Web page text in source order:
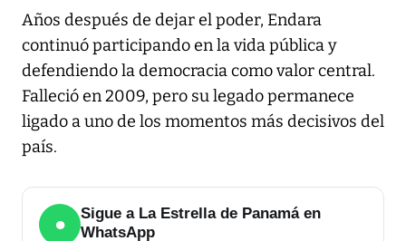
Años después de dejar el poder, Endara
continuó participando en la vida pública y
defendiendo la democracia como valor central.
Falleció en 2009, pero su legado permanece
ligado a uno de los momentos más decisivos del
país.
●
Sigue a La Estrella de Panamá en
WhatsApp